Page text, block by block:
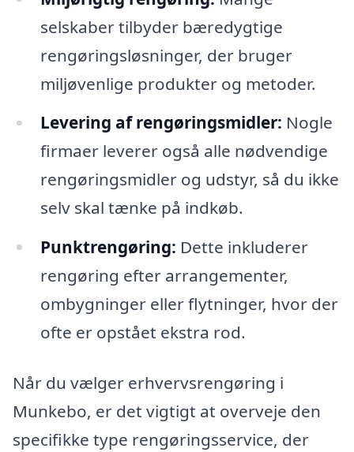
selskaber tilbyder bæredygtige
rengøringsløsninger, der bruger
miljøvenlige produkter og metoder.
Levering af rengøringsmidler: Nogle
firmaer leverer også alle nødvendige
rengøringsmidler og udstyr, så du ikke
selv skal tænke på indkøb.
Punktrengøring: Dette inkluderer
rengøring efter arrangementer,
ombygninger eller flytninger, hvor der
ofte er opstået ekstra rod.
Når du vælger erhvervsrengøring i
Munkebo, er det vigtigt at overveje den
specifikke type rengøringsservice, der